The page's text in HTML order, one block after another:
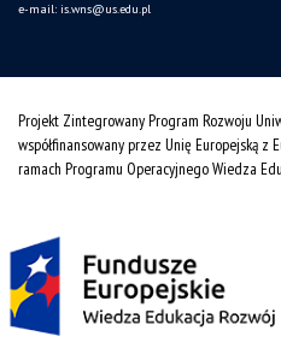
e-mail: is.wns@us.edu.pl
Projekt Zintegrowany Program Rozwoju
współfinansowany przez Unię Europejską z
ramach Programu Operacyjnego Wiedza